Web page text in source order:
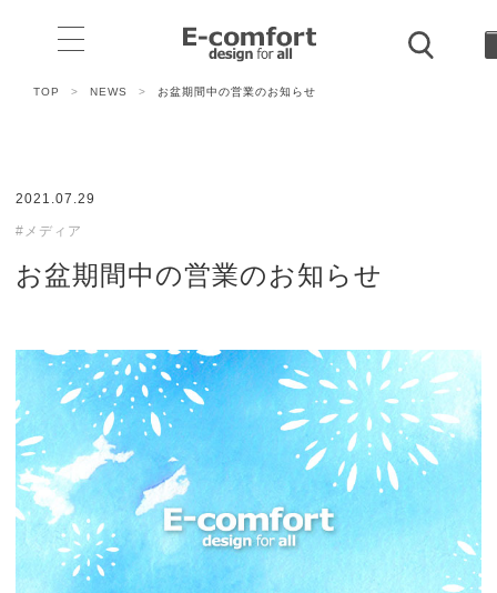
TOP > NEWS > お盆期間中の営業のお知らせ
2021.07.29
#メディア
お盆期間中の営業のお知らせ